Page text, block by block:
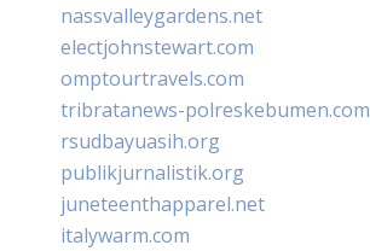
nassvalleygardens.net
electjohnstewart.com
omptourtravels.com
tribratanews-polreskebumen.com
rsudbayuasih.org
publikjurnalistik.org
juneteenthapparel.net
italywarm.com